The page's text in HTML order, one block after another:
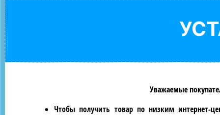
Уважаемые
Чтобы получить товар по низким интернет-